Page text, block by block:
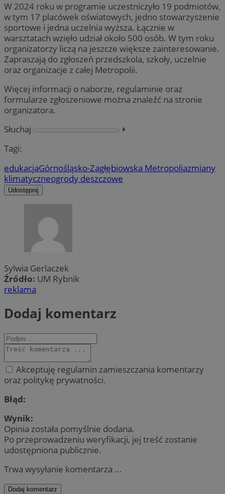
W 2024 roku w programie uczestniczyło 19 podmiotów,
w tym 17 placówek oświatowych, jedno stowarzyszenie
sportowe i jedna uczelnia wyższa. Łącznie w
warsztatach wzięło udział około 500 osób. W tym roku
organizatorzy liczą na jeszcze większe zainteresowanie.
Zapraszają do zgłoszeń przedszkola, szkoły, uczelnie
oraz organizacje z całej Metropolii.
Więcej informacji o naborze, regulaminie oraz
formularze zgłoszeniowe można znaleźć na stronie
organizatora.
Słuchaj
⏵︎
Tagi:
edukacjaGórnośląsko-Zagłębiowska Metropoliazmiany
klimatyczneogrody deszczowe
Udostępnij
Sylwia Gerlaczek
Źródło: UM Rybnik
reklama
Dodaj komentarz
Akceptuję regulamin zamieszczania komentarzy
oraz politykę prywatności.
Błąd:
Wynik:
Opinia została pomyślnie dodana.
Po przeprowadzeniu weryfikacji, jej treść zostanie
udostępniona publicznie.
Trwa wysyłanie komentarza ...
Dodaj komentarz